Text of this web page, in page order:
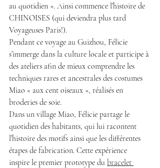
au quotidien ». Ainsi commence l’histoire de
CHINOISES (qui deviendra plus tard
Voyageuses Paris!).
Pendant ce voyage au Guizhou, Félicie
s’immerge dans la culture locale et participe à
des ateliers afin de mieux comprendre les
techniques rares et ancestrales des costumes
Miao « aux cent oiseaux », réalisés en
broderies de soie.
Dans un village Miao, Félicie partage le
quotidien des habitants, qui lui racontent
l’histoire des motifs ainsi que les différentes
étapes de fabrication. Cette expérience
inspire le premier prototype du bracelet